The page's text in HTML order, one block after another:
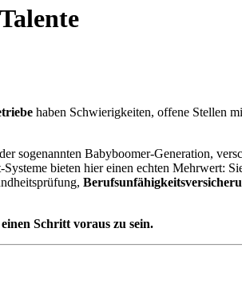
haben Schwierigkeiten, offene Stellen
sogenannten Babyboomer-Generation,
bieten hier einen echten Mehrwert:
Schritt voraus zu sein.